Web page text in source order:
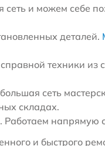
и можем себе
деталей.
техники из
сеть
складах.
напрямую
и быстрого